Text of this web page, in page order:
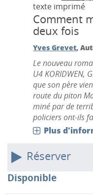
texte imprimé
Comment
deux fois
Yves Grevet,
Le nouveau
U4 KORIDWEN,
que son père
route du piton
miné par de
policiers ont-ils
Plus
Réserver
Disponible